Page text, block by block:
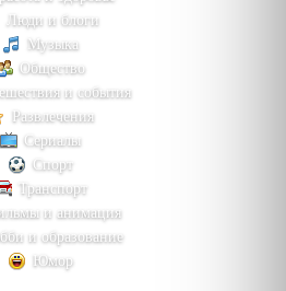
Люди и блоги
Музыка
Общество
и события
Развлечения
Сериалы
Спорт
Транспорт
и анимация
и образование
Юмор